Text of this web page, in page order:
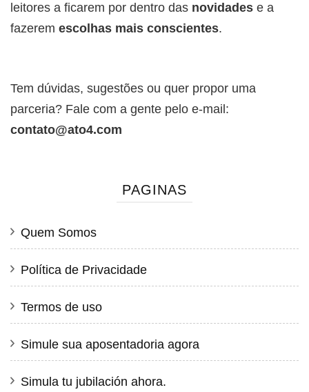
leitores a ficarem por dentro das novidades e a
fazerem escolhas mais conscientes.
Tem dúvidas, sugestões ou quer propor uma
parceria? Fale com a gente pelo e-mail:
contato@ato4.com
PAGINAS
Quem Somos
Política de Privacidade
Termos de uso
Simule sua aposentadoria agora
Simula tu jubilación ahora.